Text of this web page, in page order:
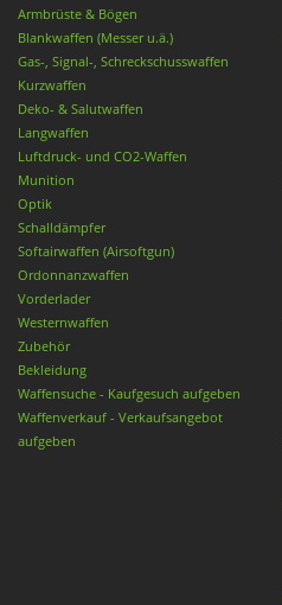
Armbrüste & Bögen
Blankwaffen (Messer u.ä.)
Gas-, Signal-, Schreckschusswaffen
Kurzwaffen
Deko- & Salutwaffen
Langwaffen
Luftdruck- und CO2-Waffen
Munition
Optik
Schalldämpfer
Softairwaffen (Airsoftgun)
Ordonnanzwaffen
Vorderlader
Westernwaffen
Zubehör
Bekleidung
Waffensuche - Kaufgesuch aufgeben
Waffenverkauf - Verkaufsangebot
aufgeben